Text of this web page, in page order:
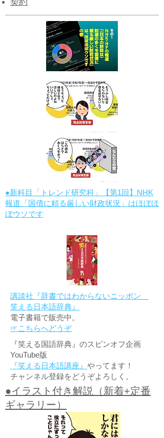
契約
●新科目「トレンド研究科」【第1回】NHK
報道「国債に頼る厳しい財政状況」はほぼほ
ぼウソです
講談社『辞書ではわからないニッポン
笑える日本語辞典』
電子書籍で販売中。
☞こちらへどうぞ
『笑える国語辞典』のスピンオフ企画
YouTube版
『笑える日本語講座』 やってます！
チャンネル登録をどうぞよろしく。
●イラスト付き解説（新着+定番
ギャラリー）